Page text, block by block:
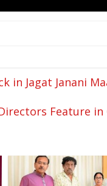
in Jagat Janani
Feature